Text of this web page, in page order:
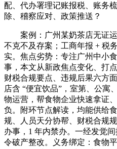
配、代办署理记账报税、账务
除、稽察应对、政策推送？
案例：广州某奶茶店无证运
不克不及存案；工商年报 + 税
实。焦点劣势：专注广州中小
事，本文从新政焦点变化、打
财税合规要点、违规后果六方
店含 “便宜饮品”，室第、公寓
物运营，帮食物企业快速拿证
负。附环节点解读，均能供给
规、人员天分协帮、财税合规
办事，1 年内禁办。一经发觉
令破产整改。义务绑定：食物